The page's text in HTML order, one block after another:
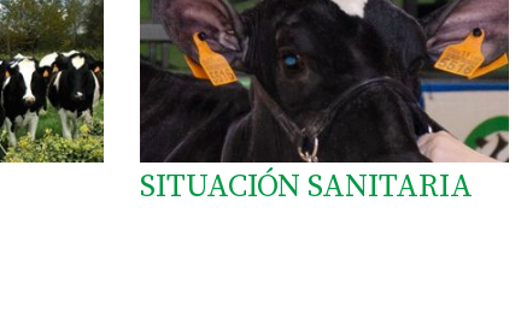
SITUACIÓN SANITARIA